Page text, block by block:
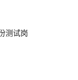
测试岗